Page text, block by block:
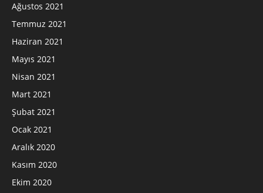
Ağustos 2021
Temmuz 2021
Haziran 2021
Mayıs 2021
Nisan 2021
Mart 2021
Şubat 2021
Ocak 2021
Aralık 2020
Kasım 2020
Ekim 2020